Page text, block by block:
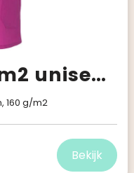
Panacea 160 g/m2 unisex servicehemd met korte mouwen
160 g/m2
Bekijk